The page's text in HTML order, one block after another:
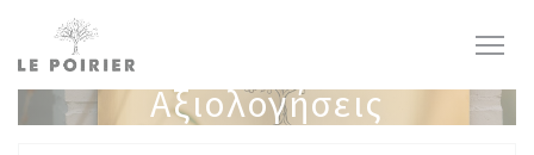
Πίνακας διαχείρισης "Μπισκότων" (Cookies)
Αξιολογήσεις